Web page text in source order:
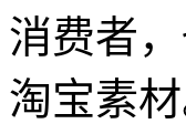
消费者
淘宝素